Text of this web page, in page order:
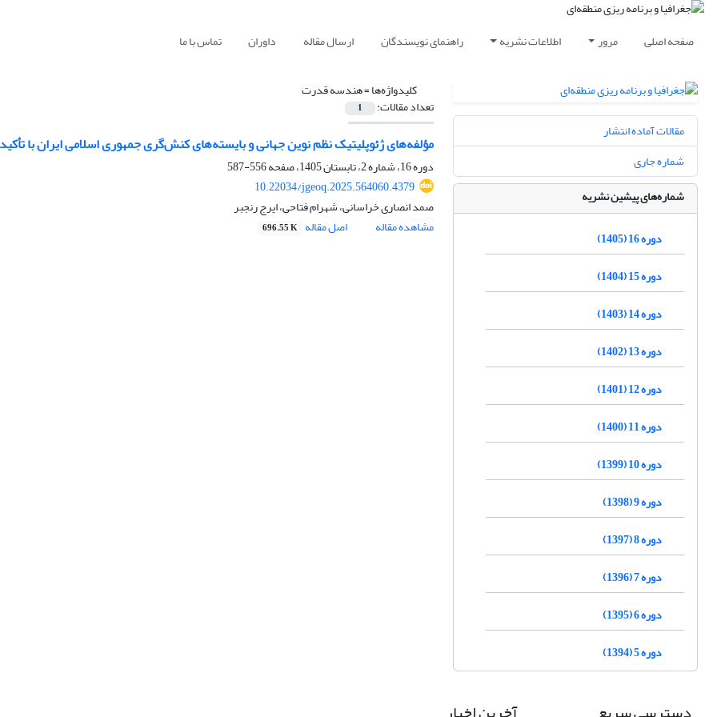
صفحه اصلی مرور اطلاعات نشریه راهنمای نویسندگان ارسال مقاله داوران تماس با ما
کلیدواژه‌ها =هندسه قدرت
تعداد مقالات: 1
مؤلفه‌های ژئوپلیتیک نظم نوین جهانی و بایسته‌های کنش‌گری جمهوری اسلامی ایران با
دوره 16، شماره 2، تابستان 1405، صفحه
556-587
10.22034/jgeoq.2025.564060.4379
صمد انصاری خراسانی، شهرام فتاحی، ایرج رنجبر
مشاهده مقاله
اصل مقاله 696.55 K
مقالات آماده انتشار
شماره جاری
شماره‌های پیشین نشریه
دوره 16 (1405)
دوره 15 (1404)
دوره 14 (1403)
دوره 13 (1402)
دوره 12 (1401)
دوره 11 (1400)
دوره 10 (1399)
دوره 9 (1398)
دوره 8 (1397)
دوره 7 (1396)
دوره 6 (1395)
دوره 5 (1394)